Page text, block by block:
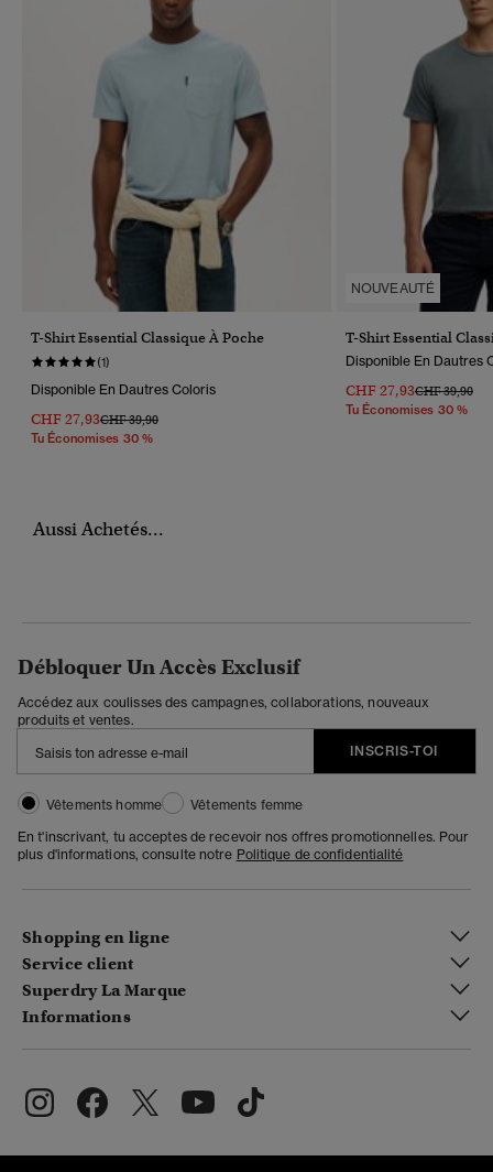
T-Shirt Essential Classique À Poche
(1)
Disponible En Dautres Coloris
CHF 27,93Prix Réduit De
CHF 39,90À
Tu Économises 30 %
NOUVEAUTÉ
T-Shirt Essential
Disponible En Dautres
CHF 27,93Prix Réduit De
CHF 39,90À
Tu Économises 30 %
Aussi Achetés...
Débloquer Un Accès Exclusif
Accédez aux coulisses des campagnes, collaborations, nouveaux
produits et ventes.
INSCRIS-TOI
Vêtements homme
Vêtements femme
En t'inscrivant, tu acceptes de recevoir nos offres promotionnelles. Pour
plus d'informations, consulte notre Politique de confidentialité
Shopping en ligne
Service client
Superdry La Marque
Informations